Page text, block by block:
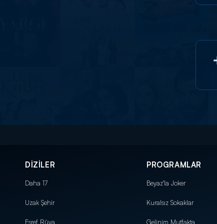
DİZİLER
Daha 17
Uzak Şehir
Eşref Rüya
PROGRAMLAR
Beyaz'la Joker
Kuralsız Sokaklar
Gelinim Mutfakta